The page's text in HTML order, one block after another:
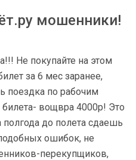
мошенники!
Не покупайте на этом
за 6 мес заранее,
поездка по рабочим
вощвра 4000р! Это
до полета сдаешь
ошибок, не
перекупщиков,